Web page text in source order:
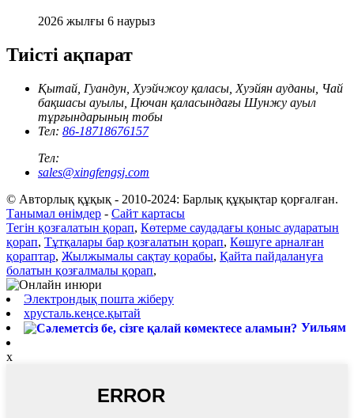
2026 жылғы 6 наурыз
Тиісті ақпарат
Қытай, Гуандун, Хуэйчжоу қаласы, Хуэйян ауданы, Чай
бақшасы ауылы, Цючан қаласындағы Шунжу ауыл
тұрғындарының тобы
Тел: 86-18718676157
Тел:
sales@xingfengsj.com
© Авторлық құқық - 2010-2024: Барлық құқықтар қорғалған.
Танымал өнімдер - Сайт картасы
Тегін қозғалатын қорап, Көтерме саудадағы қоныс аударатын
қорап, Тұтқалары бар қозғалатын қорап, Көшуге арналған
қораптар, Жылжымалы сақтау қорабы, Қайта пайдалануға
болатын қозғалмалы қорап,
Электрондық пошта жіберу
хрусталь.кеңсе.қытай
Уильям
x